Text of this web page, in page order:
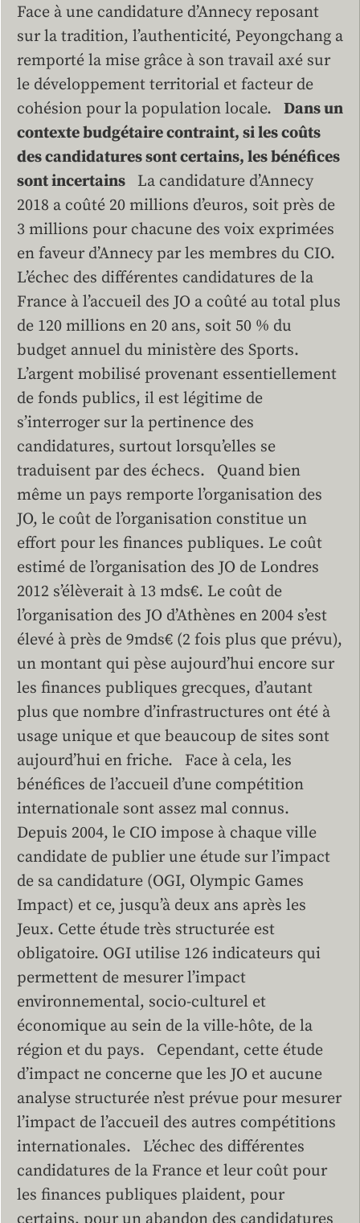
Face à une candidature d’Annecy reposant
sur la tradition, l’authenticité, Peyongchang a
remporté la mise grâce à son travail axé sur
le développement territorial et facteur de
cohésion pour la population locale. Dans un
contexte budgétaire contraint, si les coûts
des candidatures sont certains, les bénéfices
sont incertains La candidature d’Annecy
2018 a coûté 20 millions d’euros, soit près de
3 millions pour chacune des voix exprimées
en faveur d’Annecy par les membres du CIO.
L’échec des différentes candidatures de la
France à l’accueil des JO a coûté au total plus
de 120 millions en 20 ans, soit 50 % du
budget annuel du ministère des Sports.
L’argent mobilisé provenant essentiellement
de fonds publics, il est légitime de
s’interroger sur la pertinence des
candidatures, surtout lorsqu’elles se
traduisent par des échecs. Quand bien
même un pays remporte l’organisation des
JO, le coût de l’organisation constitue un
effort pour les finances publiques. Le coût
estimé de l’organisation des JO de Londres
2012 s’élèverait à 13 mds€. Le coût de
l’organisation des JO d’Athènes en 2004 s’est
élevé à près de 9mds€ (2 fois plus que prévu),
un montant qui pèse aujourd’hui encore sur
les finances publiques grecques, d’autant
plus que nombre d’infrastructures ont été à
usage unique et que beaucoup de sites sont
aujourd’hui en friche. Face à cela, les
bénéfices de l’accueil d’une compétition
internationale sont assez mal connus.
Depuis 2004, le CIO impose à chaque ville
candidate de publier une étude sur l’impact
de sa candidature (OGI, Olympic Games
Impact) et ce, jusqu’à deux ans après les
Jeux. Cette étude très structurée est
obligatoire. OGI utilise 126 indicateurs qui
permettent de mesurer l’impact
environnemental, socio-culturel et
économique au sein de la ville-hôte, de la
région et du pays. Cependant, cette étude
d’impact ne concerne que les JO et aucune
analyse structurée n’est prévue pour mesurer
l’impact de l’accueil des autres compétitions
internationales. L’échec des différentes
candidatures de la France et leur coût pour
les finances publiques plaident, pour